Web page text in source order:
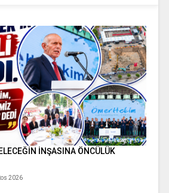
İNŞASINA ÖNCÜLÜK
2026